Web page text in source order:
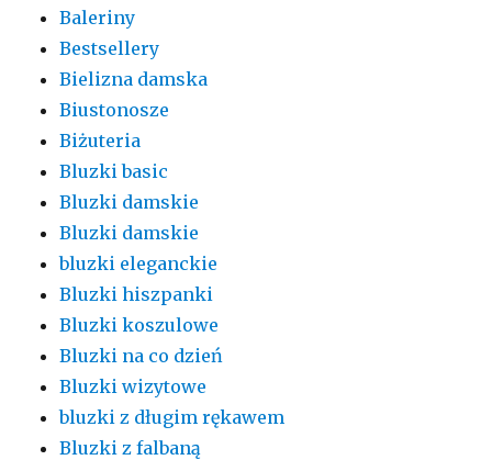
Baleriny
Bestsellery
Bielizna damska
Biustonosze
Biżuteria
Bluzki basic
Bluzki damskie
Bluzki damskie
bluzki eleganckie
Bluzki hiszpanki
Bluzki koszulowe
Bluzki na co dzień
Bluzki wizytowe
bluzki z długim rękawem
Bluzki z falbaną